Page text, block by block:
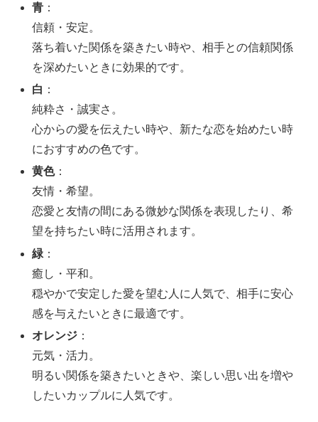
青 ：
信頼・安定。
落ち着いた関係を築きたい時や、相手との信頼関係
を深めたいときに効果的です。
白 ：
純粋さ・誠実さ。
心からの愛を伝えたい時や、新たな恋を始めたい時
におすすめの色です。
黄色：
友情・希望。
恋愛と友情の間にある微妙な関係を表現したり、希
望を持ちたい時に活用されます。
緑 ：
癒し・平和。
穏やかで安定した愛を望む人に人気で、相手に安心
感を与えたいときに最適です。
オレンジ ：
元気・活力。
明るい関係を築きたいときや、楽しい思い出を増や
したいカップルに人気です。